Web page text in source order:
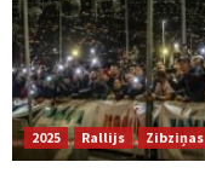
2025 Rallijs Zibziņas